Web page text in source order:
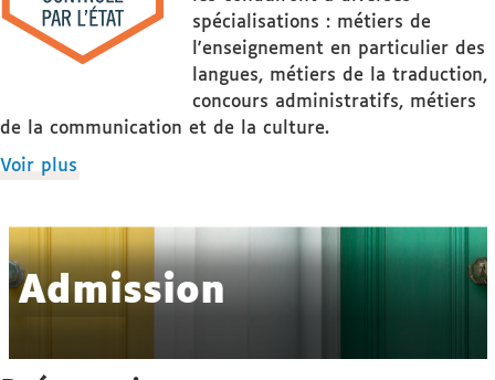
spécialisations : métiers de
l'enseignement en particulier des
langues, métiers de la traduction,
concours administratifs, métiers
de la communication et de la culture.
Voir plus
Admission